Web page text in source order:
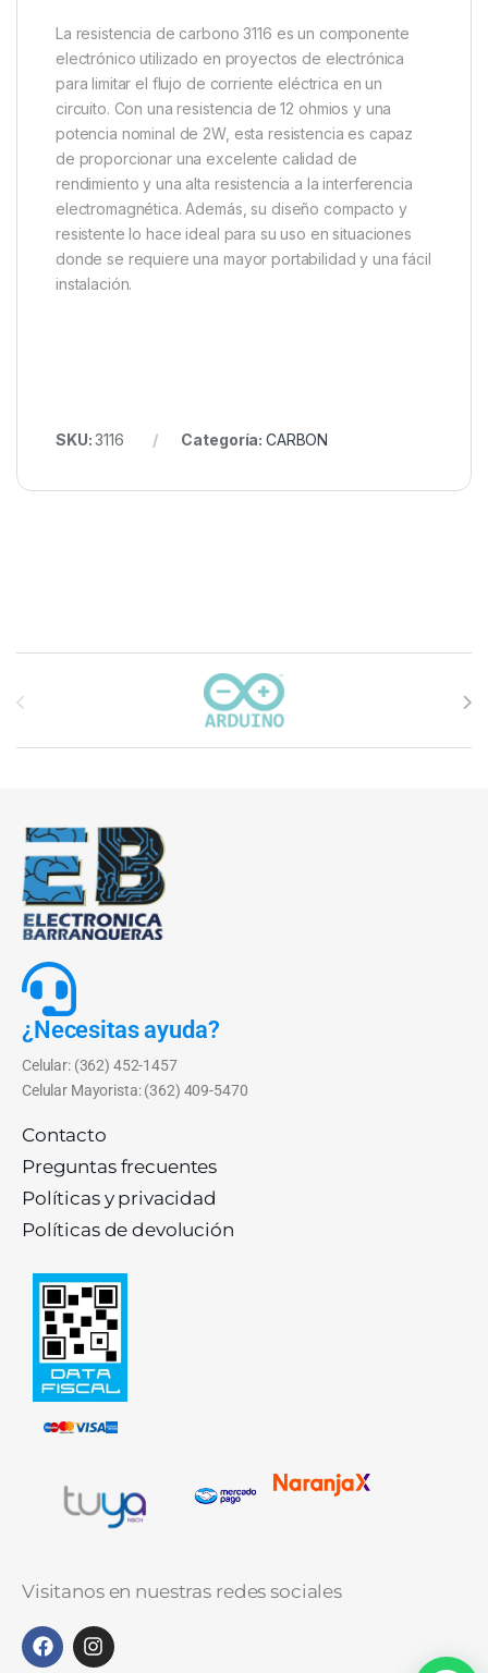
La resistencia de carbono 3116 es un componente
electrónico utilizado en proyectos de electrónica
para limitar el flujo de corriente eléctrica en un
circuito. Con una resistencia de 12 ohmios y una
potencia nominal de 2W, esta resistencia es capaz
de proporcionar una excelente calidad de
rendimiento y una alta resistencia a la interferencia
electromagnética. Además, su diseño compacto y
resistente lo hace ideal para su uso en situaciones
donde se requiere una mayor portabilidad y una fácil
instalación.
SKU:3116 Categoría: CARBON
Carrusel de marcas
¿Necesitas ayuda?
Celular: (362) 452-1457
Celular Mayorista: (362) 409-5470
Contacto
Preguntas frecuentes
Políticas y privacidad
Políticas de devolución
Visitanos en nuestras redes sociales